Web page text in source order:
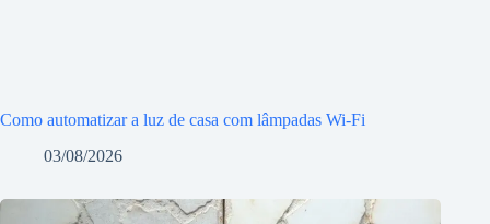
Como automatizar a luz de casa com lâmpadas Wi-Fi
03/08/2026